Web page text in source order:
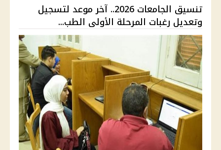
تنسيق الجامعات 2026.. آخر موعد لتسجيل
وتعديل رغبات المرحلة الأولى الطب...